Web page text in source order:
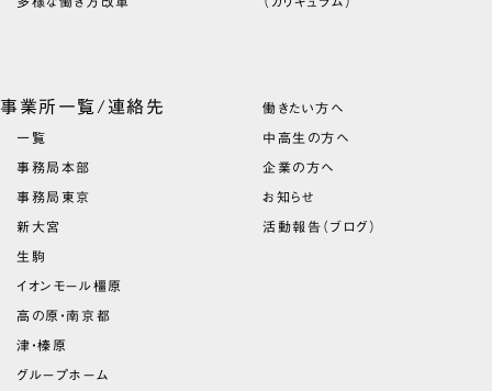
事業所一覧/連絡先
一覧
事務局本部
事務局東京
新大宮
生駒
イオンモール橿原
高の原・南京都
津・榛原
グループホーム
働きたい方へ
中高生の方へ
企業の方へ
お知らせ
活動報告（ブログ）